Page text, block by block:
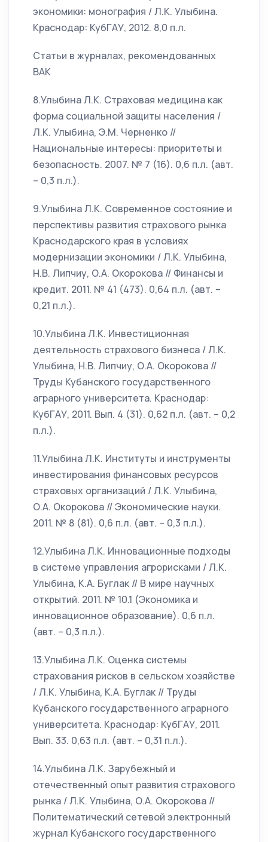
экономики: монография / Л.К. Улыбина.
Краснодар: КубГАУ, 2012. 8,0 п.л.
Статьи в журналах, рекомендованных
ВАК
8.Улыбина Л.К. Страховая медицина как
форма социальной защиты населения /
Л.К. Улыбина, Э.М. Черненко //
Национальные интересы: приоритеты и
безопасность. 2007. № 7 (16). 0,6 п.л. (авт.
– 0,3 п.л.).
9.Улыбина Л.К. Современное состояние и
перспективы развития страхового рынка
Краснодарского края в условиях
модернизации экономики / Л.К. Улыбина,
Н.В. Липчиу, О.А. Окорокова // Финансы и
кредит. 2011. № 41 (473). 0,64 п.л. (авт. –
0,21 п.л.).
10.Улыбина Л.К. Инвестиционная
деятельность страхового бизнеса / Л.К.
Улыбина, Н.В. Липчиу, О.А. Окорокова //
Труды Кубанского государственного
аграрного университета. Краснодар:
КубГАУ, 2011. Вып. 4 (31). 0,62 п.л. (авт. – 0,2
п.л.).
11.Улыбина Л.К. Институты и инструменты
инвестирования финансовых ресурсов
страховых организаций / Л.К. Улыбина,
О.А. Окорокова // Экономические науки.
2011. № 8 (81). 0,6 п.л. (авт. – 0,3 п.л.).
12.Улыбина Л.К. Инновационные подходы
в системе управления агрорисками / Л.К.
Улыбина, К.А. Буглак // В мире научных
открытий. 2011. № 10.1 (Экономика и
инновационное образование). 0,6 п.л.
(авт. – 0,3 п.л.).
13.Улыбина Л.К. Оценка системы
страхования рисков в сельском хозяйстве
/ Л.К. Улыбина, К.А. Буглак // Труды
Кубанского государственного аграрного
университета. Краснодар: КубГАУ, 2011.
Вып. 33. 0,63 п.л. (авт. – 0,31 п.л.).
14.Улыбина Л.К. Зарубежный и
отечественный опыт развития страхового
рынка / Л.К. Улыбина, О.А. Окорокова //
Политематический сетевой электронный
журнал Кубанского государственного